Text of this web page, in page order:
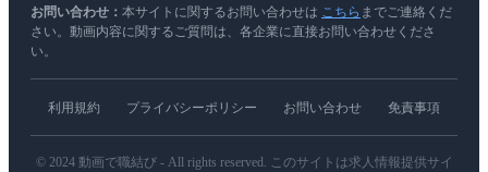
お問い合わせ： 本サイトに関するお問い合わせは こちら までご連絡くだ
さい。動画内容に関するご質問は、各企業に直接お問い合わせくださ
い。
利用規約 プライバシーポリシー お問い合わせ 免責事項
© 2024 動画で職結び - All rights reserved. このサイトは求人情報提供サイ